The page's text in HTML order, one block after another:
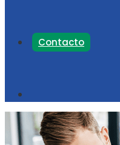
Contacto